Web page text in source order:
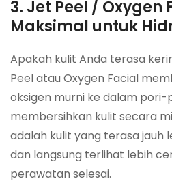
3. Jet Peel / Oxygen
Maksimal untuk
Apakah kulit Anda terasa
Peel atau Oxygen Facial
oksigen murni ke dalam pori-
membersihkan kulit secara
adalah kulit yang terasa jauh
dan langsung terlihat lebih
perawatan selesai.